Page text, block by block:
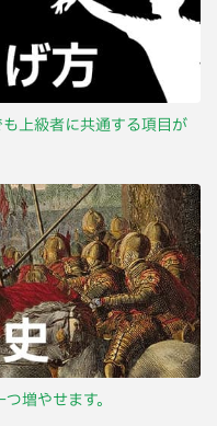
上級者に共通する項目が
増やせます。